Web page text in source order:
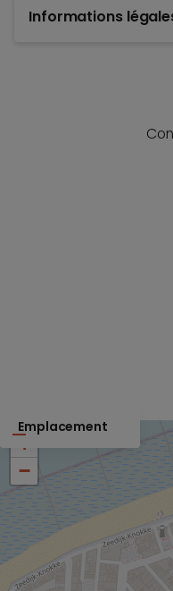
Informations
Emplacement
+
−